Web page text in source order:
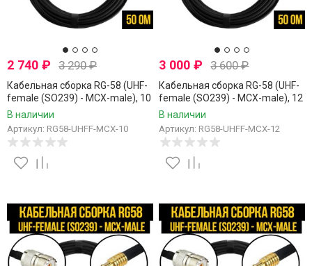
2 740 ₽ 3 290₽
Кабельная сборка RG-58 (UHF-
female (SO239) - MCX-male), 10
метров
В наличии
Артикул: RG58-UHFF-MCX-10
3 000₽ 3 600₽
Кабельная сборка RG-58 (UHF-
female (SO239) - MCX-male), 12
метров
В наличии
Артикул: RG58-UHFF-MCX-12